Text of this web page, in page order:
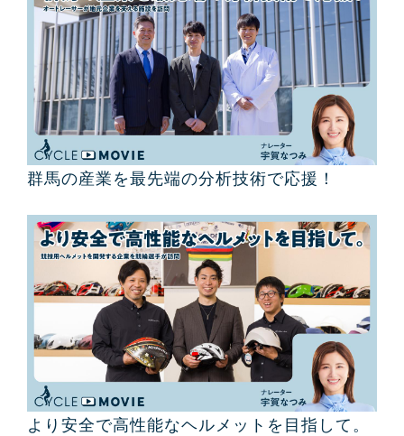
群馬の産業を最先端の分析技術で応援！
より安全で高性能なヘルメットを目指して。